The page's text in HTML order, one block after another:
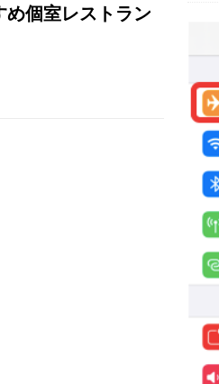
め個室レストラン